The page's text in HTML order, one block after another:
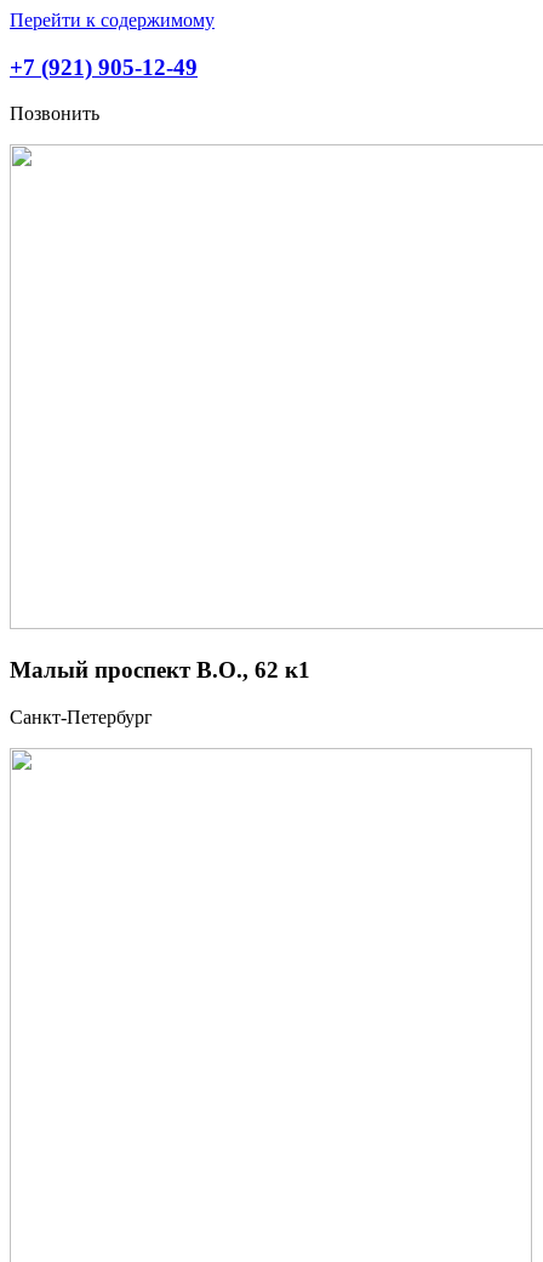
Перейти к содержимому
+7 (921) 905-12-49
Позвонить
Малый проспект В.О., 62 к1
Санкт-Петербург